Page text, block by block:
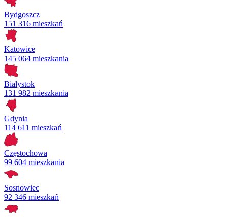
Bydgoszcz
151 316 mieszkań
Katowice
145 064 mieszkania
Białystok
131 982 mieszkania
Gdynia
114 611 mieszkań
Częstochowa
99 604 mieszkania
Sosnowiec
92 346 mieszkań